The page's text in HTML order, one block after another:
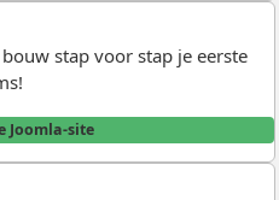
stap voor stap je eerste
Joomla-site